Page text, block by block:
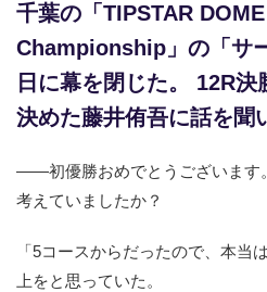
運営会社概要
ご意見をお聞かせください
お問い合わせ
よくある質問
千葉の「TIPSTAR
Championship」の「サ
日に幕を閉じた。 12R
決めた藤井侑吾に話を聞
――初優勝おめでとうございます
考えていましたか？
「5コースからだったので、本当
上をと思っていた。